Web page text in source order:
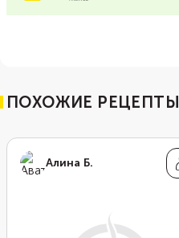
ПОХОЖИЕ РЕЦЕПТЫ
Алина Б.